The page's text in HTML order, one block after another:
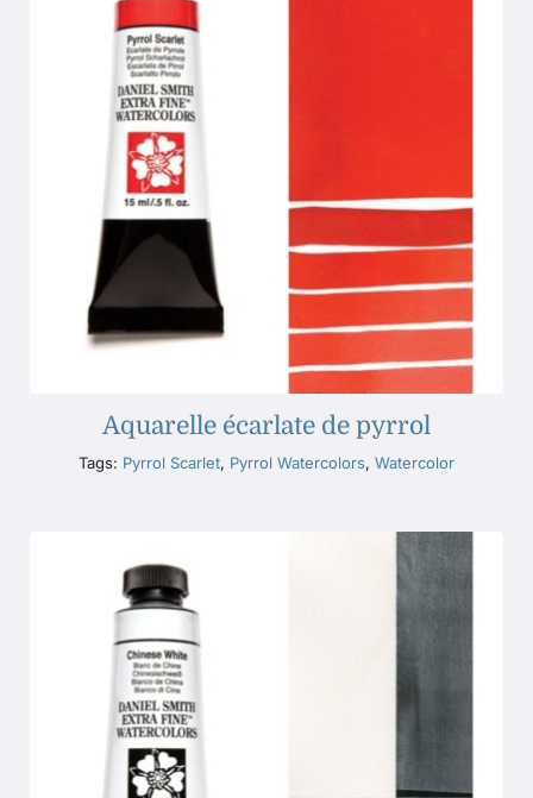
Aquarelle écarlate de pyrrol
Tags: Pyrrol Scarlet, Pyrrol Watercolors, Watercolor